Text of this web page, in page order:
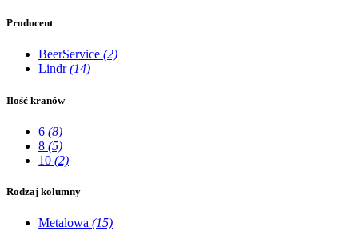
Producent
BeerService (2)
Lindr (14)
Ilość kranów
6 (8)
8 (5)
10 (2)
Rodzaj kolumny
Metalowa (15)